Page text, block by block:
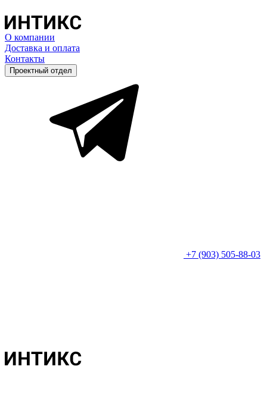
О компании
Доставка и оплата
Контакты
Проектный отдел
+7 (903) 505-88-03